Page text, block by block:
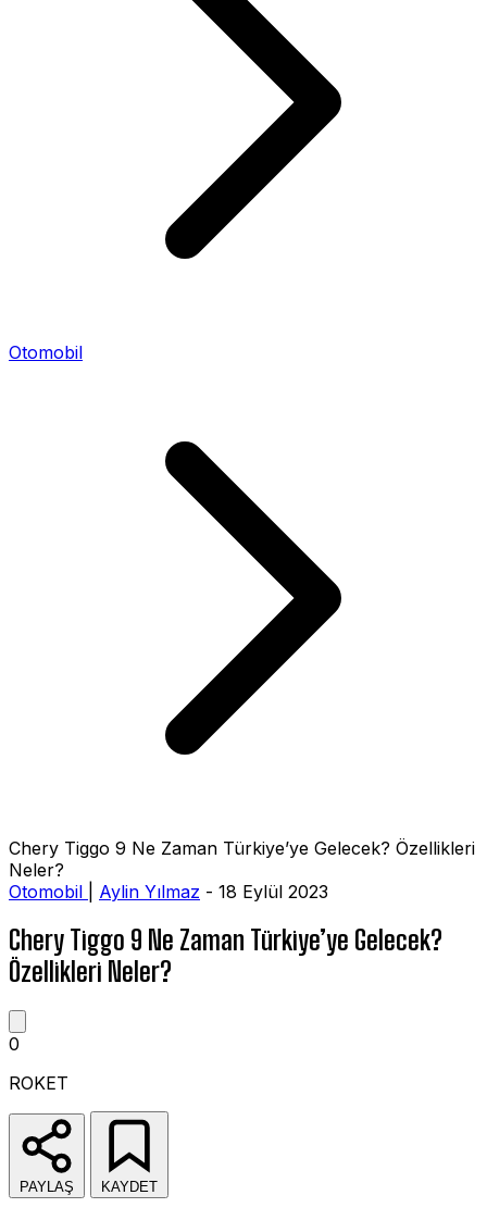
Otomobil
Chery Tiggo 9 Ne Zaman Türkiye’ye Gelecek? Özellikleri
Neler?
Otomobil
Aylin Yılmaz - 18 Eylül 2023
Chery Tiggo 9 Ne Zaman Türkiye’ye Gelecek?
Özellikleri Neler?
0
ROKET
PAYLAŞ KAYDET